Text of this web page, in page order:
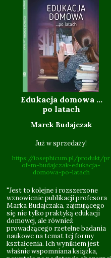
"Jest to kolejne i rozszerzone
wznowienie publikacji profesora
Marka Budajczaka, zajmującego
się nie tylko praktyką edukacji
domowej, ale również
prowadzącego rzetelne badania
naukowe na temat tej formy
kształcenia. Ich wynikiem jest
właśnie wspomniana książka,
Już w sprzedaży!
https://iosephicum.pl/produkt/pr
of-m-budajczak-edukacja-
domowa-po-latach
Marek Budajczak
Edukacja domowa ...
po latach